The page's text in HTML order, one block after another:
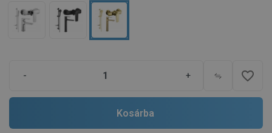
- + favorite_border
Kosárba